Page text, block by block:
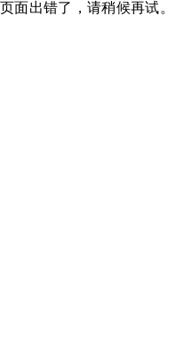
页面出错了，请稍候再试。